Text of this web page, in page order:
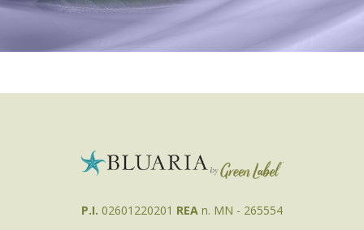
P.I. 02601220201 REA n. MN - 265554